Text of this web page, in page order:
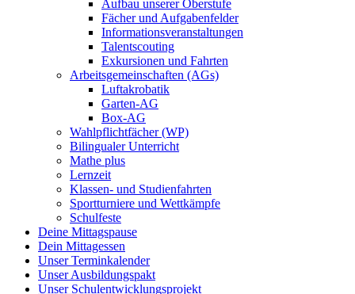
Aufbau unserer Oberstufe
Fächer und Aufgabenfelder
Informationsveranstaltungen
Talentscouting
Exkursionen und Fahrten
Arbeitsgemeinschaften (AGs)
Luftakrobatik
Garten-AG
Box-AG
Wahlpflichtfächer (WP)
Bilingualer Unterricht
Mathe plus
Lernzeit
Klassen- und Studienfahrten
Sportturniere und Wettkämpfe
Schulfeste
Deine Mittagspause
Dein Mittagessen
Unser Terminkalender
Unser Ausbildungspakt
Unser Schulentwicklungsprojekt